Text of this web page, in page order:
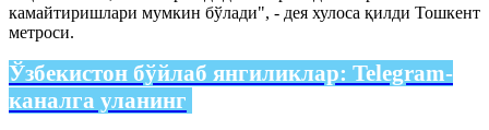
камайтиришлари мумкин бўлади", - дея хулоса қилди Тошкент
метроси.
Ўзбекистон бўйлаб янгиликлар: Telegram-
каналга уланинг